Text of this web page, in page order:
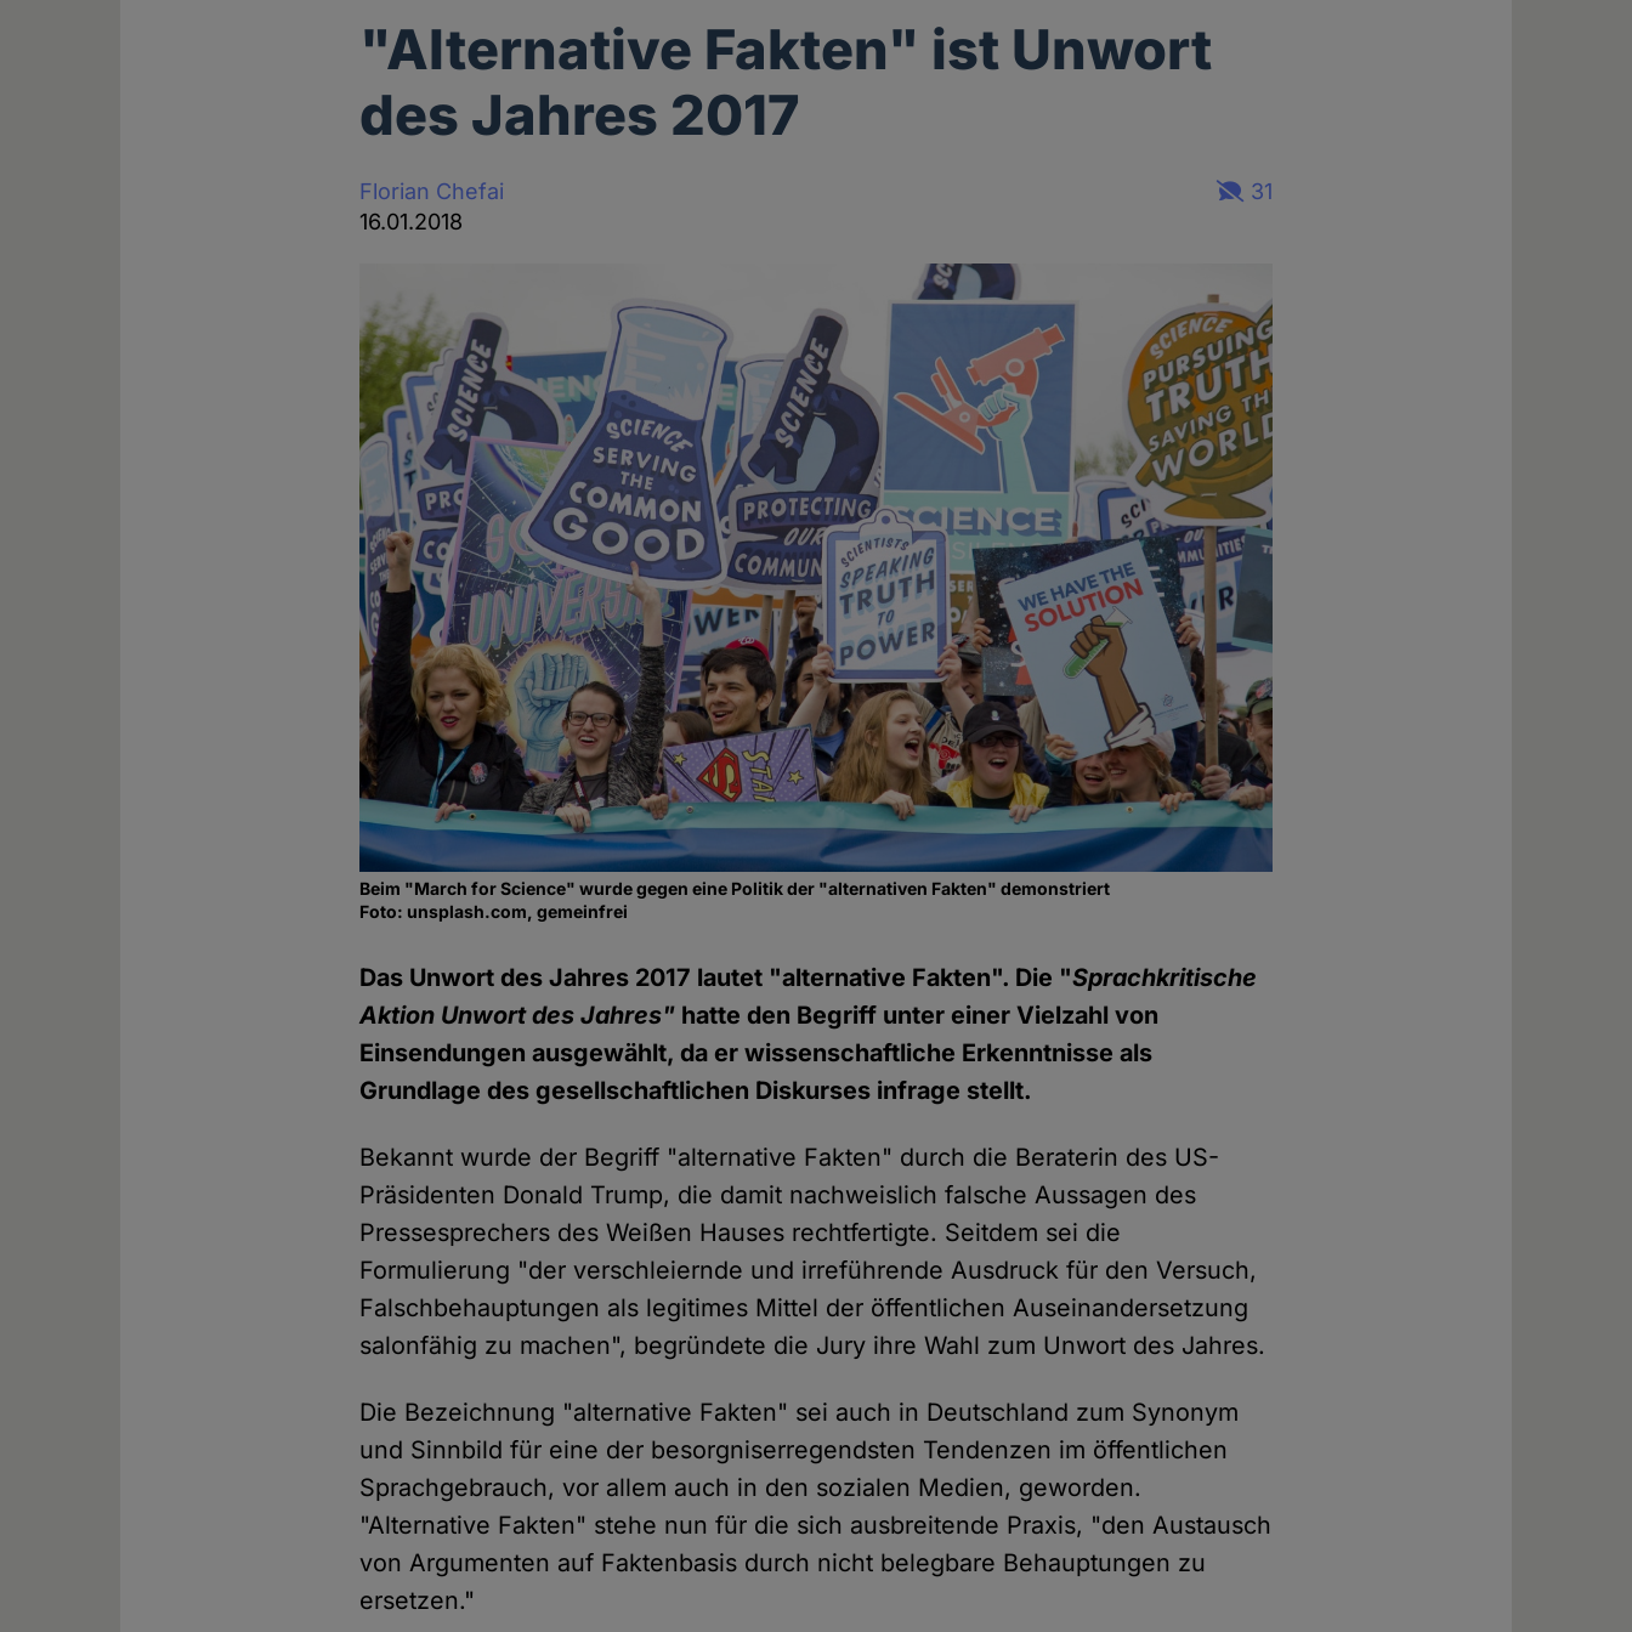
"Alternative Fakten" ist Unwort
des Jahres 2017
Florian Chefai
16.01.2018
31
Beim "March for Science" wurde gegen eine Politik der "alternativen Fakten" demonstriert
Foto: unsplash.com, gemeinfrei
Das Unwort des Jahres 2017 lautet "alternative Fakten". Die "Sprachkritische
Aktion Unwort des Jahres" hatte den Begriff unter einer Vielzahl von
Einsendungen ausgewählt, da er wissenschaftliche Erkenntnisse als
Grundlage des gesellschaftlichen Diskurses infrage stellt.
Bekannt wurde der Begriff "alternative Fakten" durch die Beraterin des US-
Präsidenten Donald Trump, die damit nachweislich falsche Aussagen des
Pressesprechers des Weißen Hauses rechtfertigte. Seitdem sei die
Formulierung "der verschleiernde und irreführende Ausdruck für den Versuch,
Falschbehauptungen als legitimes Mittel der öffentlichen Auseinandersetzung
salonfähig zu machen", begründete die Jury ihre Wahl zum Unwort des Jahres.
Die Bezeichnung "alternative Fakten" sei auch in Deutschland zum Synonym
und Sinnbild für eine der besorgniserregendsten Tendenzen im öffentlichen
Sprachgebrauch, vor allem auch in den sozialen Medien, geworden.
"Alternative Fakten" stehe nun für die sich ausbreitende Praxis, "den Austausch
von Argumenten auf Faktenbasis durch nicht belegbare Behauptungen zu
ersetzen."